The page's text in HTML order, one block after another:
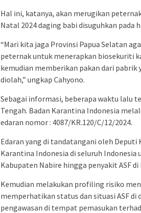
Hal ini, katanya, akan merugikan
Natal 2024 daging babi disuguhkan pada
“Mari kita jaga Provinsi Papua Selatan
peternak untuk menerapkan biosekuriti
kemudian memberikan pakan dari pabrik
diolah,” ungkap Cahyono.
Sebagai informasi, beberapa waktu lalu
Tengah. Badan Karantina Indonesia
edaran nomor : 4087/KR.120/C/12/2024.
Edaran yang di tandatangani oleh
Karantina Indonesia di seluruh
Kabupaten Nabire hingga penyakit ASF
Kemudian melakukan profiling risiko
memperhatikan status dan situasi ASF
pengawasan di tempat pemasukan